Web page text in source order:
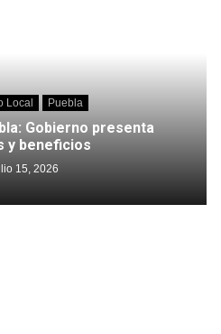
Local Puebla
Gobierno presenta
y beneficios
15, 2026